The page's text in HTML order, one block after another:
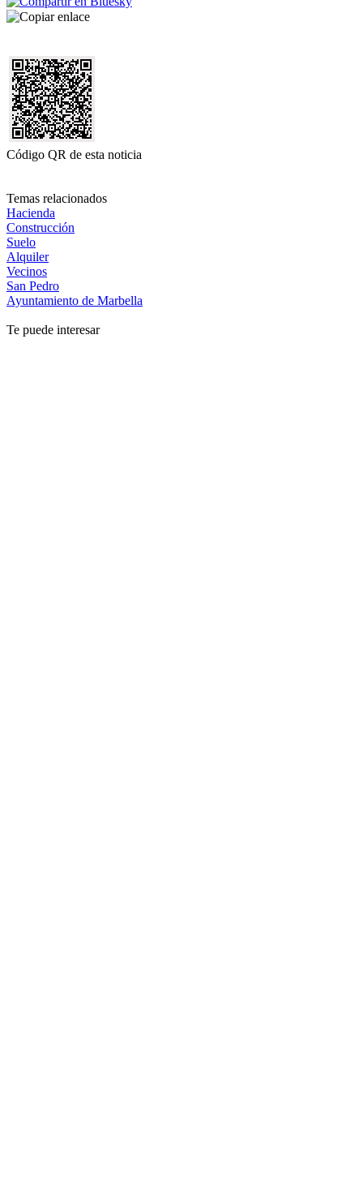
Código QR de esta noticia
Temas relacionados
Hacienda
Construcción
Suelo
Alquiler
Vecinos
San Pedro
Ayuntamiento de Marbella
Te puede interesar